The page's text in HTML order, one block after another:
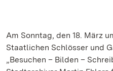
Am Sonntag, den 18. März
Staatlichen Schlösser und
„Besuchen – Bilden –